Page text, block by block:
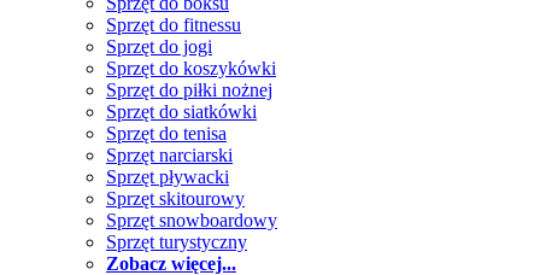
Sprzęt do fitnessu
Sprzęt do jogi
Sprzęt do koszykówki
Sprzęt do piłki nożnej
Sprzęt do siatkówki
Sprzęt do tenisa
Sprzęt narciarski
Sprzęt pływacki
Sprzęt skitourowy
Sprzęt snowboardowy
Sprzęt turystyczny
Zobacz więcej...